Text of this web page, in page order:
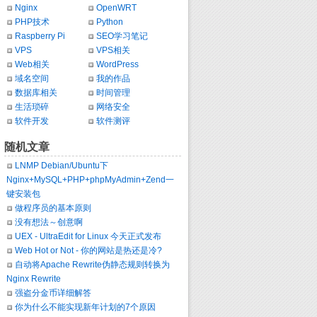
Nginx
OpenWRT
PHP技术
Python
Raspberry Pi
SEO学习笔记
VPS
VPS相关
Web相关
WordPress
域名空间
我的作品
数据库相关
时间管理
生活琐碎
网络安全
软件开发
软件测评
随机文章
LNMP Debian/Ubuntu下
Nginx+MySQL+PHP+phpMyAdmin+Zend一
键安装包
做程序员的基本原则
没有想法～创意啊
UEX - UltraEdit for Linux 今天正式发布
Web Hot or Not - 你的网站是热还是冷?
自动将Apache Rewrite伪静态规则转换为
Nginx Rewrite
强盗分金币详细解答
你为什么不能实现新年计划的7个原因